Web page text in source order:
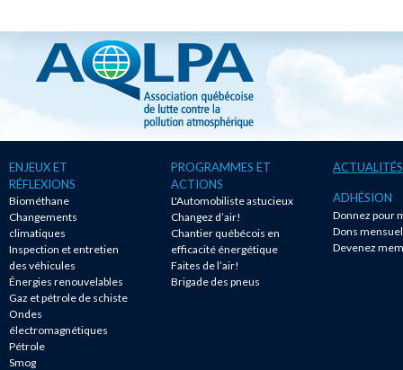
ENJEUX ET
RÉFLEXIONS
Biométhane
Changements
climatiques
Inspection et entretien
des véhicules
Énergies renouvelables
Gaz et pétrole de schiste
Ondes
électromagnétiques
Pétrole
Smog
PROGRAMMES ET
ACTIONS
L'Automobiliste astucieux
Changez d’air!
Chantier québécois en
efficacité énergétique
Faites de l’air!
Brigade des pneus
ACTUALITÉS
ADHÉSION
Donnez pour
Dons
Devenez